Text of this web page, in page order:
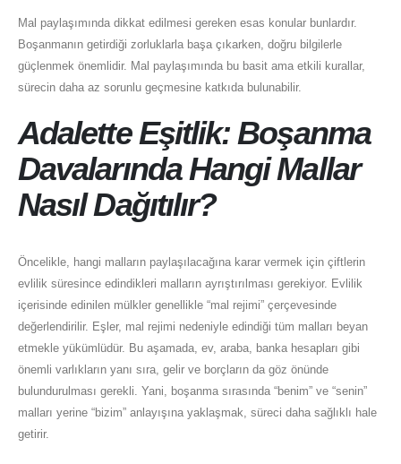
Mal paylaşımında dikkat edilmesi gereken esas konular bunlardır.
Boşanmanın getirdiği zorluklarla başa çıkarken, doğru bilgilerle
güçlenmek önemlidir. Mal paylaşımında bu basit ama etkili kurallar,
sürecin daha az sorunlu geçmesine katkıda bulunabilir.
Adalette Eşitlik: Boşanma
Davalarında Hangi Mallar
Nasıl Dağıtılır?
Öncelikle, hangi malların paylaşılacağına karar vermek için çiftlerin
evlilik süresince edindikleri malların ayrıştırılması gerekiyor. Evlilik
içerisinde edinilen mülkler genellikle “mal rejimi” çerçevesinde
değerlendirilir. Eşler, mal rejimi nedeniyle edindiği tüm malları beyan
etmekle yükümlüdür. Bu aşamada, ev, araba, banka hesapları gibi
önemli varlıkların yanı sıra, gelir ve borçların da göz önünde
bulundurulması gerekli. Yani, boşanma sırasında “benim” ve “senin”
malları yerine “bizim” anlayışına yaklaşmak, süreci daha sağlıklı hale
getirir.